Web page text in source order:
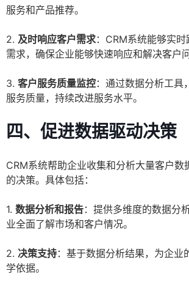
服务和产品推荐。
2. 及时响应客户需求：CRM系统能够实
需求，确保企业能够快速响应和解决客户问
3. 客户服务质量监控：通过数据分析工具
服务质量，持续改进服务水平。
四、促进数据驱动决策
CRM系统帮助企业收集和分析大量客户数
的决策。具体包括：
1. 数据分析和报告：提供多维度的数据分
业全面了解市场和客户情况。
2. 决策支持：基于数据分析结果，为企业
学依据。